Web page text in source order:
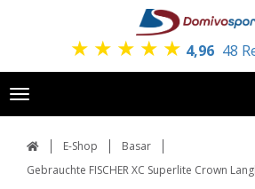
★ ★ ★ ★ ★ 4,96 48
Toggle
navigation
E-Shop
Basar
Gebrauchte FISCHER XC Superlite Crown